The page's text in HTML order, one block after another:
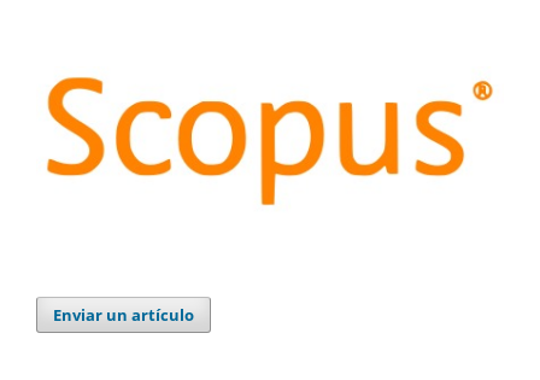
Enviar un artículo